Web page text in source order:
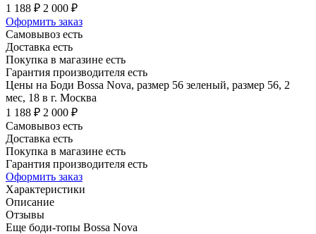
1 188 ₽ 2 000 ₽
Оформить заказ
Самовывоз есть
Доставка есть
Покупка в магазине есть
Гарантия производителя есть
Цены на Боди Bossa Nova, размер 56 зеленый, размер 56, 2
мес, 18 в г. Москва
1 188 ₽ 2 000 ₽
Самовывоз есть
Доставка есть
Покупка в магазине есть
Гарантия производителя есть
Оформить заказ
Характеристики
Описание
Отзывы
Еще боди-топы Bossa Nova